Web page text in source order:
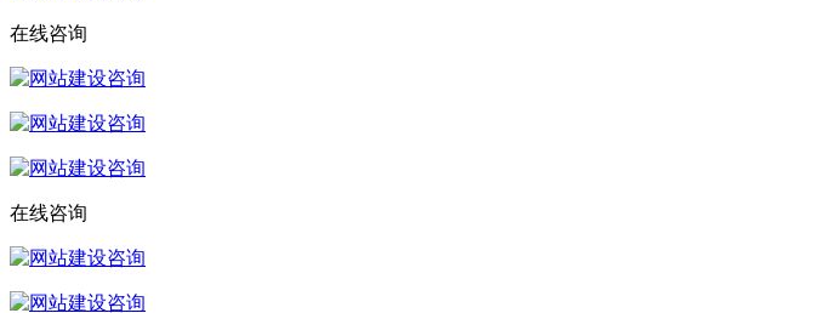
在线咨询
在线咨询